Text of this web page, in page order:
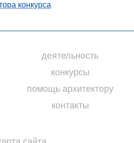
конкурса
деятельность
конкурсы
помощь архитектору
контакты